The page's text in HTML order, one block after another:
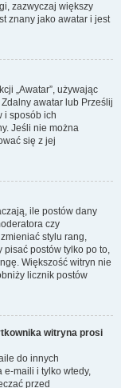
zazwyczaj większy
znany jako awatar i jest
„Awatar”, używając
awatar lub Prześlij
i sposób ich
Jeśli nie można
się z jej
ile postów dany
czy
stylu rang,
pisać postów tylko po to,
Większość witryn nie
licznik postów
witryna prosi
do innych
e-maili i tylko wtedy,
przed